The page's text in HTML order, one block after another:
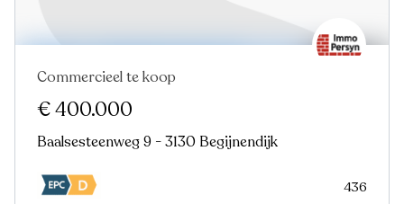
Commercieel te koop
€ 400.000
Baalsesteenweg 9 - 3130 Begijnendijk
436